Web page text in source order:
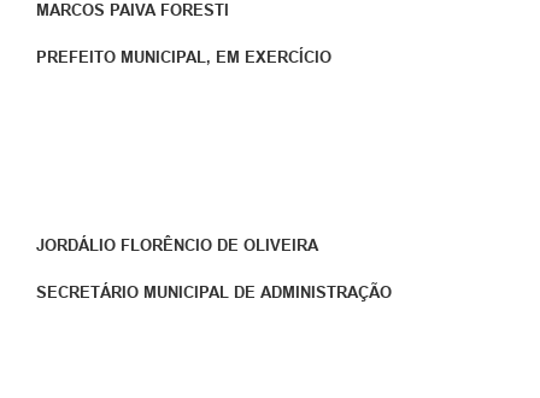
MARCOS PAIVA FORESTI
PREFEITO MUNICIPAL, EM EXERCÍCIO
JORDÁLIO FLORÊNCIO DE OLIVEIRA
SECRETÁRIO MUNICIPAL DE ADMINISTRAÇÃO